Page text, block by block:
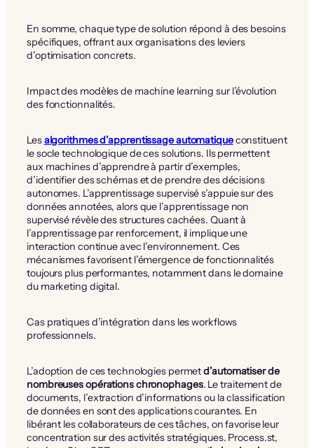
En somme, chaque type de solution répond à des besoins
spécifiques, offrant aux organisations des leviers
d’optimisation concrets.
Impact des modèles de machine learning sur l’évolution
des fonctionnalités.
Lesalgorithmes d’apprentissage automatiqueconstituent
le socle technologique de ces solutions. Ils permettent
aux machines d’apprendre à partir d’exemples,
d’identifier des schémas et de prendre des décisions
autonomes. L’apprentissage supervisé s’appuie sur des
données annotées, alors que l’apprentissage non
supervisé révèle des structures cachées. Quant à
l’apprentissage par renforcement, il implique une
interaction continue avec l’environnement. Ces
mécanismes favorisent l’émergence de fonctionnalités
toujours plus performantes, notamment dans le domaine
du marketing digital.
Cas pratiques d’intégration dans les workflows
professionnels.
L’adoption de ces technologies permetd’automatiser de
nombreuses opérations chronophages. Le traitement de
documents, l’extraction d’informations ou la classification
de données en sont des applications courantes. En
libérant les collaborateurs de ces tâches, on favorise leur
concentration sur des activités stratégiques. Process.st,